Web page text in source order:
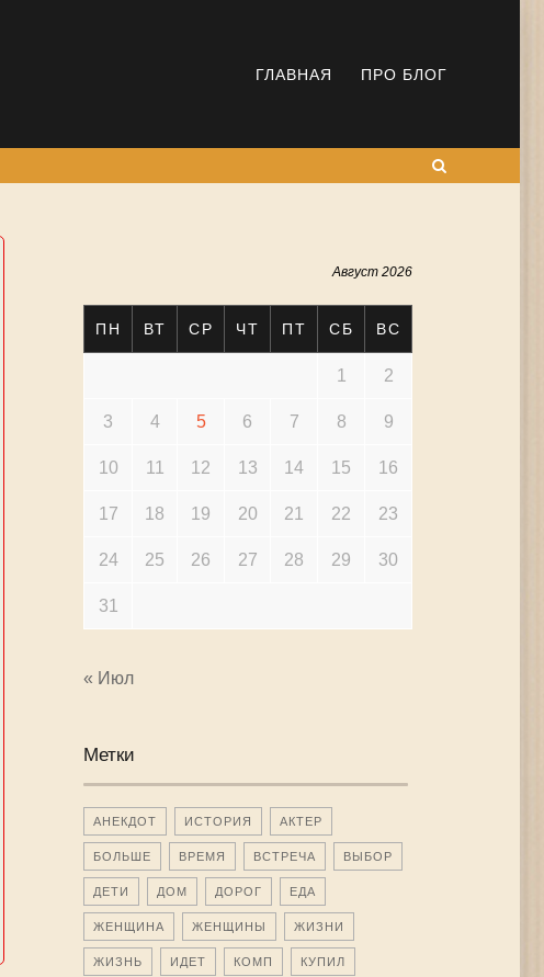
ГЛАВНАЯ ПРО БЛОГ
Август 2026
ПН ВТ СР ЧТ ПТ СБ ВС
1 2
3 4 5 6 7 8 9
10 11 12 13 14 15 16
17 18 19 20 21 22 23
24 25 26 27 28 29 30
31
« Июл
Метки
АНЕКДОТ ИСТОРИЯ АКТЕР
БОЛЬШЕ ВРЕМЯ ВСТРЕЧА ВЫБОР
ДЕТИ ДОМ ДОРОГ ЕДА
ЖЕНЩИНА ЖЕНЩИНЫ ЖИЗНИ
ЖИЗНЬ ИДЕТ КОМП КУПИЛ